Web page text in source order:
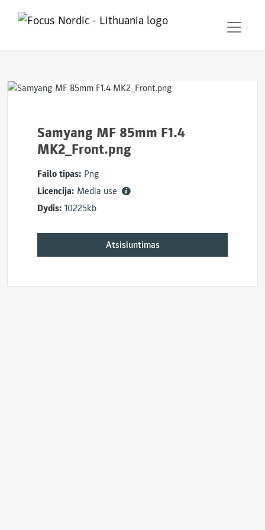
Samyang MF 85mm F1.4
MK2_Front.png
Failo tipas: Png
Licencija: Media use
Dydis: 10225kb
Atsisiuntimas